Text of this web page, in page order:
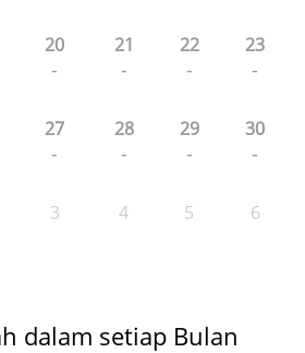
20
-
21
-
22
-
23
-
27
-
28
-
29
-
30
-
3 4 5 6
dalam setiap Bulan